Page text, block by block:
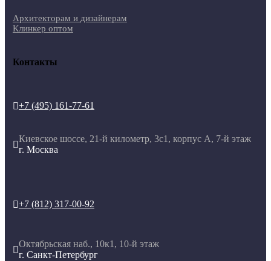
Архитекторам и дизайнерам
Клинкер оптом
Контакты
+7 (495) 161-77-61

Киевское шоссе, 21-й километр, 3с1, корпус А, 7-й этаж
г. Москва
+7 (812) 317-00-92

Октябрьская наб., 10к1, 10-й этаж
г. Санкт-Петербург